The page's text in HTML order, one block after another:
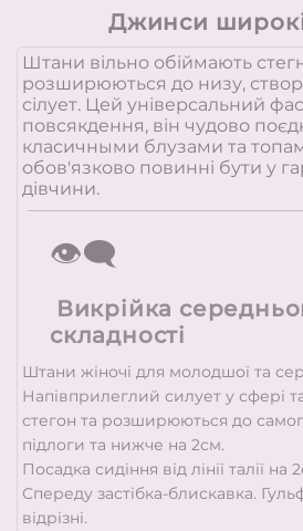
Джинси широкі
Штани вільно обіймають
розширюються до низу,
сілует. Цей універсальний
повсякдення, він чудово
класичными блузами та
обов'язково повинні бути у
дівчини.
👁️‍🗨️
Викрійка
складності
Штани жіночі для молодшої та
Напівприлеглий силует у сфері
стегон та розширюються до
підлоги та нижче на 2см.
Посадка сидіння від лінії талії
Спереду застібка-блискавка.
відрізні.